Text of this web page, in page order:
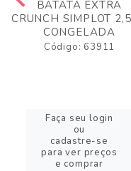
BATATA EXTRA
CRUNCH SIMPLOT
CONGELADA
Código: 63911
Faça seu login
ou
cadastre-se
para ver preços
e comprar